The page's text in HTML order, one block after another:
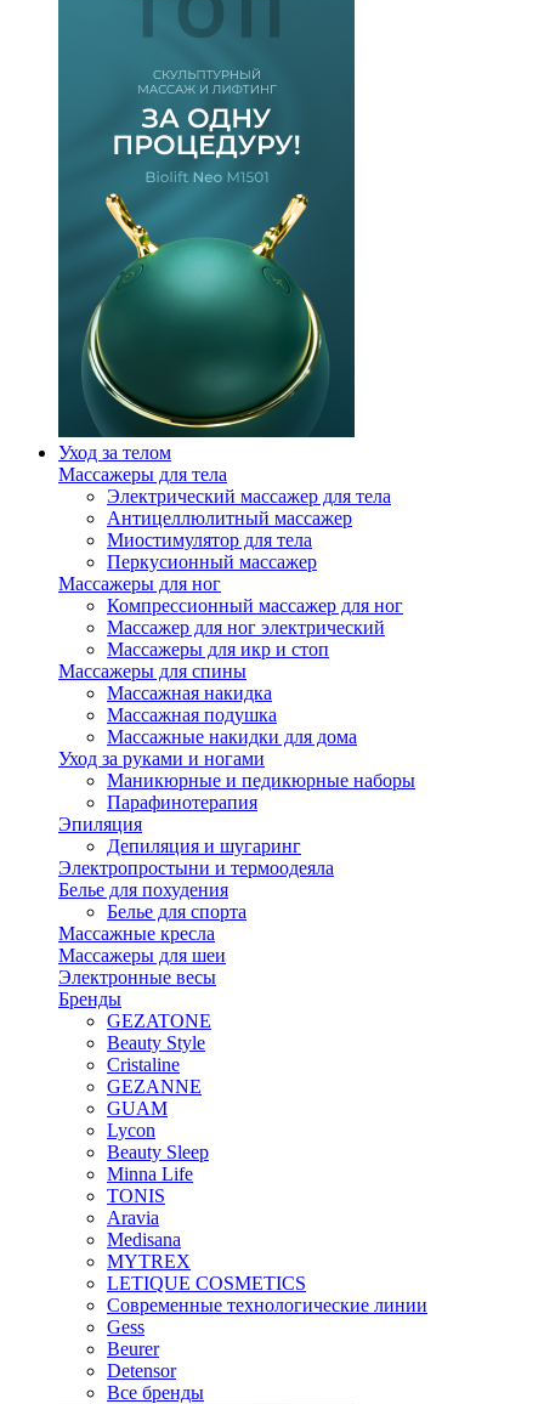
Уход за телом
Массажеры для тела
Электрический массажер для тела
Антицеллюлитный массажер
Миостимулятор для тела
Перкусионный массажер
Массажеры для ног
Компрессионный массажер для ног
Массажер для ног электрический
Массажеры для икр и стоп
Массажеры для спины
Массажная накидка
Массажная подушка
Массажные накидки для дома
Уход за руками и ногами
Маникюрные и педикюрные наборы
Парафинотерапия
Эпиляция
Депиляция и шугаринг
Электропростыни и термоодеяла
Белье для похудения
Белье для спорта
Массажные кресла
Массажеры для шеи
Электронные весы
Бренды
GEZATONE
Beauty Style
Cristaline
GEZANNE
GUAM
Lycon
Beauty Sleep
Minna Life
TONIS
Aravia
Medisana
MYTREX
LETIQUE COSMETICS
Современные технологические линии
Gess
Beurer
Detensor
Все бренды